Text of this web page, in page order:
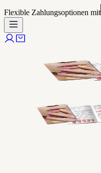
Flexible Zahlungsoptionen mit